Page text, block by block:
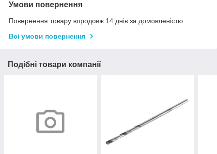
Умови повернення
Повернення товару впродовж 14 днів за домовленістю
Всі умови повернення
Подібні товари компанії